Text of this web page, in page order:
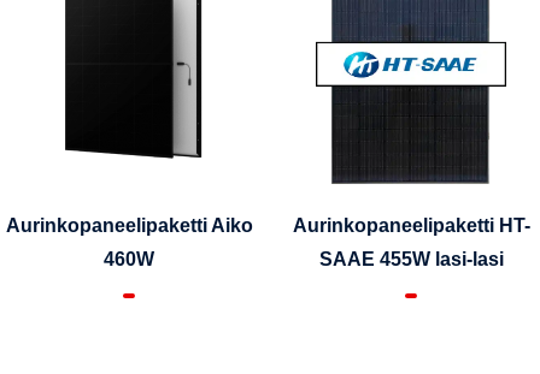
Aurinkopaneelipaketti Aiko
460W
Aurinkopaneelipaketti HT-
SAAE 455W lasi-lasi